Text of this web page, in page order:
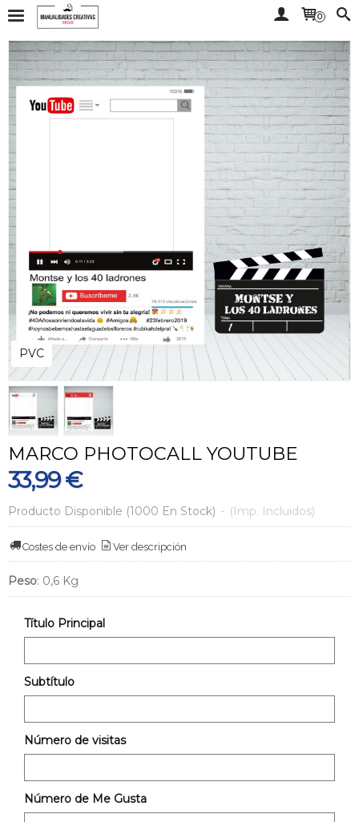
0
PVC
MARCO PHOTOCALL YOUTUBE
33,99 €
Producto Disponible (1000 En Stock) - (Imp. Incluidos)
Costes de envío Ver descripción
Peso: 0,6 Kg
Título Principal
Subtítulo
Número de visitas
Número de Me Gusta